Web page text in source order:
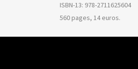
ISBN-13: 978-2711625604
560 pages, 14 euros.